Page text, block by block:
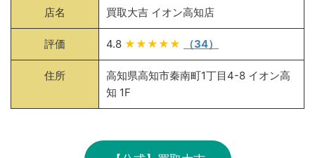
店名 買取大吉 イオン高知店
評価 4.8 ★★★★★ （34）
住所
高知県高知市秦南町1丁目4-8 イオン高
知 1F